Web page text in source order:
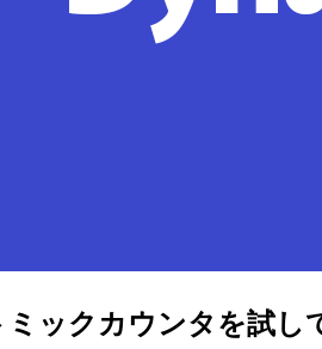
ックカウンタを試し